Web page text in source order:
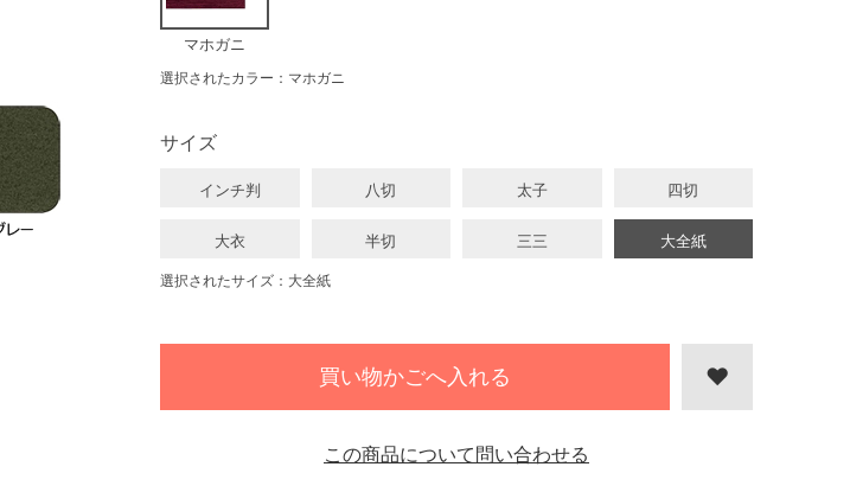
マホガニ
選択されたカラー：マホガニ
サイズ
インチ判 八切 太子 四切
大衣 半切 三三 大全紙
選択されたサイズ：大全紙
買い物かごへ入れる
この商品について問い合わせる